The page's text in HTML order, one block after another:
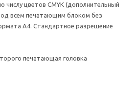
цветов CMYK (дополнительный
всем печатающим блоком без
А4. Стандартное разрешение
печатающая головка